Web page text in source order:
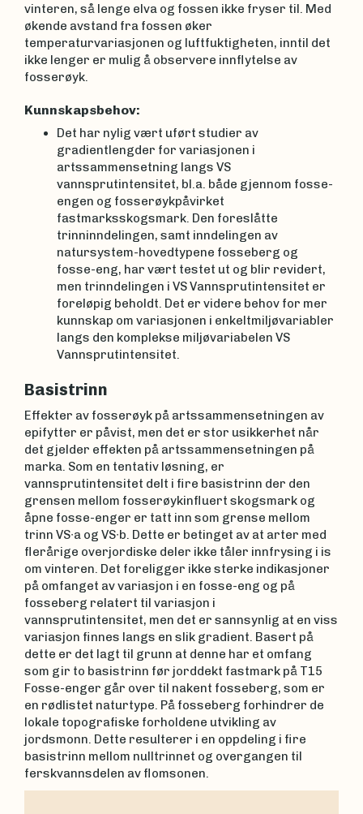
vinteren, så lenge elva og fossen ikke fryser til. Med
økende avstand fra fossen øker
temperaturvariasjonen og luftfuktigheten, inntil det
ikke lenger er mulig å observere innflytelse av
fosserøyk.
Kunnskapsbehov:
Det har nylig vært uført studier av
gradientlengder for variasjonen i
artssammensetning langs VS
vannsprutintensitet, bl.a. både gjennom fosse-
engen og fosserøykpåvirket
fastmarksskogsmark. Den foreslåtte
trinninndelingen, samt inndelingen av
natursystem-hovedtypene fosseberg og
fosse-eng, har vært testet ut og blir revidert,
men trinndelingen i VS Vannsprutintensitet er
foreløpig beholdt. Det er videre behov for mer
kunnskap om variasjonen i enkeltmiljøvariabler
langs den komplekse miljøvariabelen VS
Vannsprutintensitet.
Basistrinn
Effekter av fosserøyk på artssammensetningen av
epifytter er påvist, men det er stor usikkerhet når
det gjelder effekten på artssammensetningen på
marka. Som en tentativ løsning, er
vannsprutintensitet delt i fire basistrinn der den
grensen mellom fosserøykinfluert skogsmark og
åpne fosse-enger er tatt inn som grense mellom
trinn VS∙a og VS∙b. Dette er betinget av at arter med
flerårige overjordiske deler ikke tåler innfrysing i is
om vinteren. Det foreligger ikke sterke indikasjoner
på omfanget av variasjon i en fosse-eng og på
fosseberg relatert til variasjon i
vannsprutintensitet, men det er sannsynlig at en viss
variasjon finnes langs en slik gradient. Basert på
dette er det lagt til grunn at denne har et omfang
som gir to basistrinn før jorddekt fastmark på T15
Fosse-enger går over til nakent fosseberg, som er
en rødlistet naturtype. På fosseberg forhindrer de
lokale topografiske forholdene utvikling av
jordsmonn. Dette resulterer i en oppdeling i fire
basistrinn mellom nulltrinnet og overgangen til
ferskvannsdelen av flomsonen.